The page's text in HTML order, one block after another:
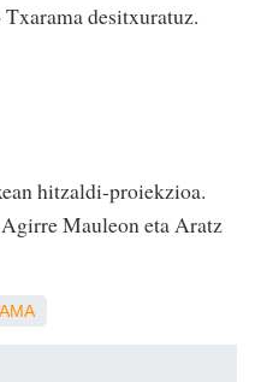
desitxuratuz.
hitzaldi-proiekzioa.
Mauleon eta Aratz